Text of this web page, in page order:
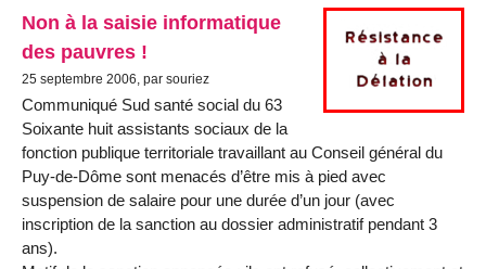
Non à la saisie informatique
des pauvres !
25 septembre 2006, par souriez
Communiqué Sud santé social du 63
Soixante huit assistants sociaux de la
fonction publique territoriale travaillant au Conseil général du
Puy-de-Dôme sont menacés d’être mis à pied avec
suspension de salaire pour une durée d’un jour (avec
inscription de la sanction au dossier administratif pendant 3
ans).